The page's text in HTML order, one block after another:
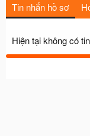
Tin nhắn hồ sơ
Hiện tại không có